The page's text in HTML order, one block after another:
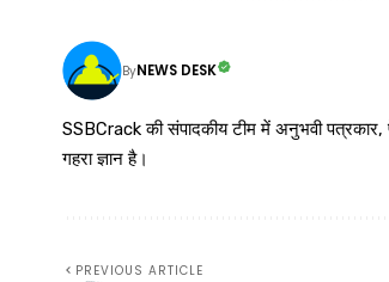
ByNEWS DESK
SSBCrack की संपादकीय टीम में अनुभवी पत्रकार,
गहरा ज्ञान है।
PREVIOUS ARTICLE